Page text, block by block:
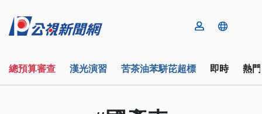
總預算審查 漢光演習 苦茶油苯駢芘超標 即時 熱